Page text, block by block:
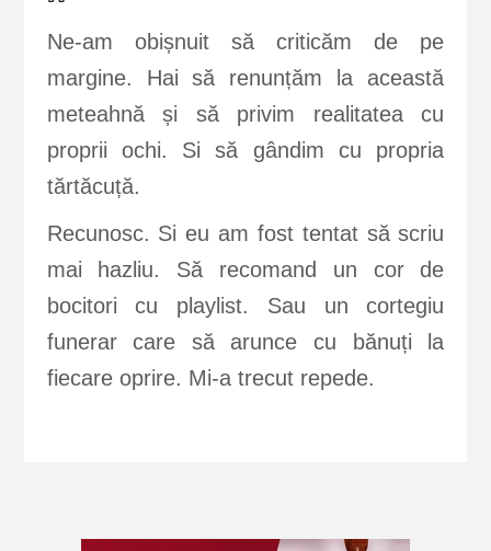
Ne-am obișnuit să criticăm de pe
margine. Hai să renunțăm la această
meteahnă și să privim realitatea cu
proprii ochi. Si să gândim cu propria
tărtăcuță.
Recunosc. Si eu am fost tentat să scriu
mai hazliu. Să recomand un cor de
bocitori cu playlist. Sau un cortegiu
funerar care să arunce cu bănuți la
fiecare oprire. Mi-a trecut repede.